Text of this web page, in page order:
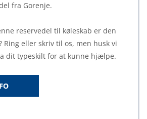
fra Gorenje.
reservedel til køleskab er den
Ring eller skriv til os, men husk vi
dit typeskilt for at kunne hjælpe.